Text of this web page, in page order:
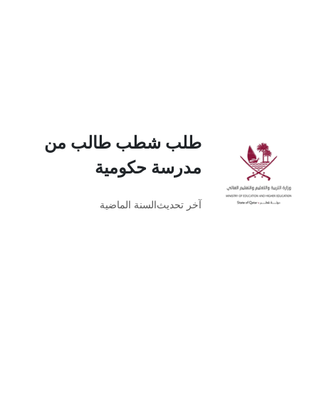
طلب شطب طالب من
مدرسة حكومية
آخر تحديث السنة الماضية